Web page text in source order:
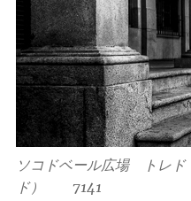
ソコドベール広場 トレ
ド） 7141